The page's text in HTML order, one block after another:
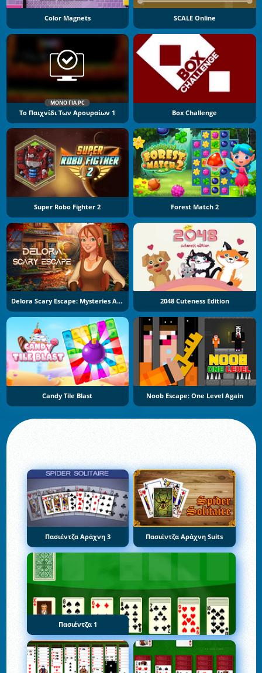
Color Magnets SCALE Online
ΜΌΝΟ ΓΙΑ PC
Το Παιχνίδι Των Αρουραίων 1 Box Challenge
Super Robo Fighter 2 Forest Match 2
Delora Scary Escape: Mysteries Adventure 2048 Cuteness Edition
Candy Tile Blast Noob Escape: One Level Again
Πασιέντζα Αράχνη 3 Πασιέντζα Αράχνη Suits
Πασιέντζα 1